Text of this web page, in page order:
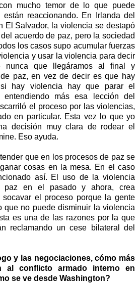
mucho temor de lo que puede
reaccionando. En Irlanda del
El Salvador, la violencia se destapó
acuerdo de paz, pero la sociedad
los casos supo acumular fuerzas
y usar la violencia para decir
nunca que llegáramos al final y
paz, en vez de decir es que hay
hay violencia hay que parar el
más esa lección del
el proceso por las violencias,
en particular. Esta vez lo que yo
decisión muy clara de rodear el
Eso ayuda.
que en los procesos de paz se
cosas en la mesa. En el caso
así. El uso de la violencia
paz en el pasado y ahora, crea
el proceso porque la gente
que no puede disminuir la violencia
es una de las razones por la que
reclamando un cese bilateral del
y las negociaciones, cómo más
al conflicto armado interno en
se ve desde Washington?